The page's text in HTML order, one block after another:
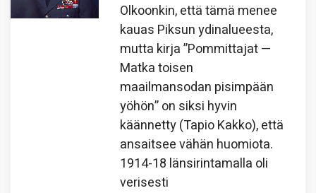
Olkoonkin, että tämä menee
kauas Piksun ydinalueesta,
mutta kirja ”Pommittajat —
Matka toisen
maailmansodan pisimpään
yöhön” on siksi hyvin
käännetty (Tapio Kakko), että
ansaitsee vähän huomiota.
1914-18 länsirintamalla oli
verisesti